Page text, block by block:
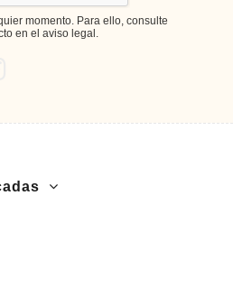
momento. Para ello, consulte
en el aviso legal.